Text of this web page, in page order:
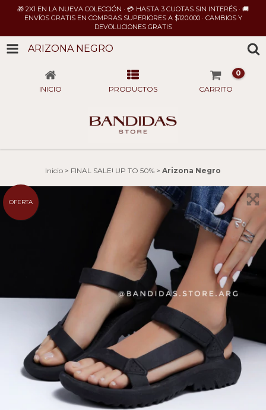
🎁 2X1 EN LA NUEVA COLECCIÓN · 💳 HASTA 3 CUOTAS SIN INTERÉS · 🚚
ENVÍOS GRATIS EN COMPRAS SUPERIORES A $120.000 · CAMBIOS Y
DEVOLUCIONES GRATIS
ARIZONA NEGRO
INICIO PRODUCTOS CARRITO
0
Inicio > FINAL SALE! UP TO 50% > Arizona Negro
OFERTA